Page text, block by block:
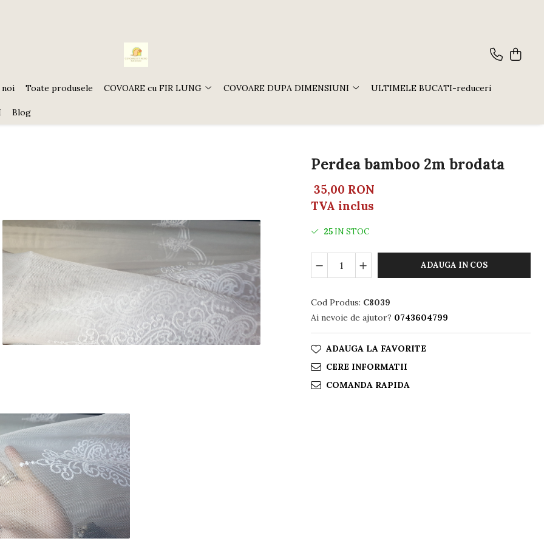
noi Toate produsele COVOARE cu FIR LUNG COVOARE DUPA DIMENSIUNI ULTIMELE BUCATI-reduceri
Blog
Perdea bamboo 2m brodata
35,00 RON
TVA inclus
25 IN STOC
ADAUGA IN COS
Cod Produs: C8039
Ai nevoie de ajutor? 0743604799
ADAUGA LA FAVORITE
CERE INFORMATII
COMANDA RAPIDA